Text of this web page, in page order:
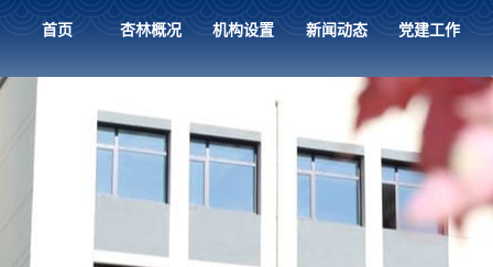
首页 杏林概况 机构设置 新闻动态 党建工作